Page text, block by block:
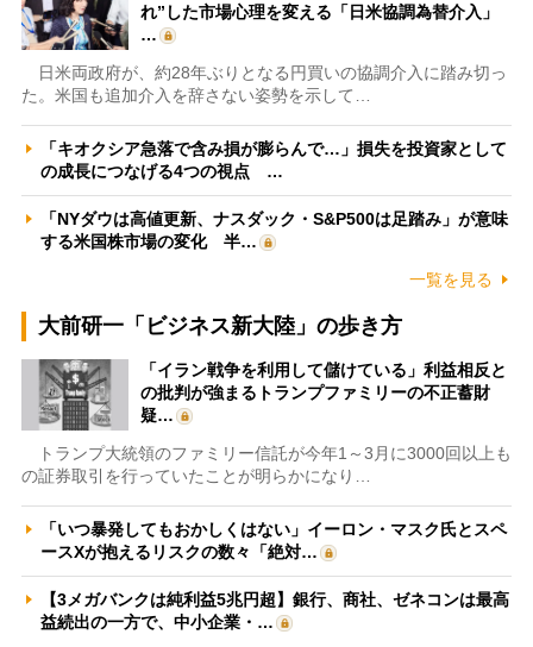
れ”した市場心理を変える「日米協調為替介入」
…
日米両政府が、約28年ぶりとなる円買いの協調介入に踏み切っ
た。米国も追加介入を辞さない姿勢を示して…
「キオクシア急落で含み損が膨らんで…」損失を投資家として
の成長につなげる4つの視点 …
「NYダウは高値更新、ナスダック・S&P500は足踏み」が意味
する米国株市場の変化 半…
一覧を見る
大前研一「ビジネス新大陸」の歩き方
「イラン戦争を利用して儲けている」利益相反と
の批判が強まるトランプファミリーの不正蓄財
疑…
トランプ大統領のファミリー信託が今年1～3月に3000回以上も
の証券取引を行っていたことが明らかになり…
「いつ暴発してもおかしくはない」イーロン・マスク氏とスペ
ースXが抱えるリスクの数々「絶対…
【3メガバンクは純利益5兆円超】銀行、商社、ゼネコンは最高
益続出の一方で、中小企業・…